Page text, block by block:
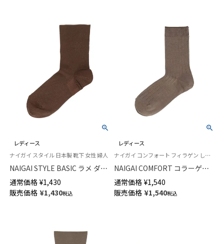
レディース
ナイガイ スタイル 日本製 靴下 女性 婦人
NAIGAI STYLE BASIC ラメ ダブ
ルカフ クルー丈レディース ソ
ックス 03097502
通常価格 ¥1,430
販売価格 ¥1,430税込
レディース
ナイガイ コンフォート フィラゲン しっとりとした肌ざわり 日本製 婦人 靴下
NAIGAI COMFORT コラーゲン
ペプチド配合 FILAGEN レーヨ
ンシルク混 履きやすいワイドリ
ブ クルー丈 ソックス レディー
通常価格 ¥1,540
販売価格 ¥1,540税込